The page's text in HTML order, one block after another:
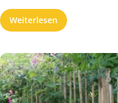
Weiterlesen